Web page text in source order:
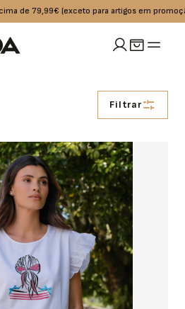
(exceto para artigos em promoção)
OUTLET
Filtrar